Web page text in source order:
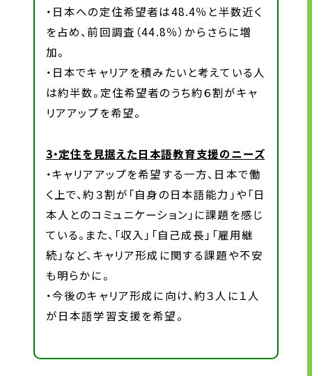
・日本への定住希望者は48.4％と半数近く
を占め、前回調査（44.8％）からさらに増
加。
・日本でキャリアを積みたいと考えている人
は約半数。定住希望者のうち約６割がキャ
リアアップを希望。
3・定住を見据えた日本語教育支援のニーズ
・キャリアアップを希望する一方、日本で働
く上で、約３割が「自身の日本語能力」や「日
本人とのコミュニケーション」に課題を感じ
ている。また、「収入」「自己成長」「雇用継
続」など、キャリア形成に関する課題や不安
も明らかに。
・今後のキャリア形成に向け、約３人に１人
が日本語学習支援を希望。